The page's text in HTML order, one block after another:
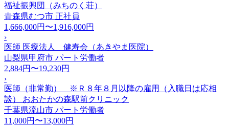
福祉振興団（みちのく荘）
青森県むつ市 正社員
1,666,000円〜1,916,000円
›
医師 医療法人 健寿会（あきやま医院）
山梨県甲府市 パート労働者
2,884円〜19,230円
›
医師（非常勤） ※Ｒ８年８月以降の雇用（入職日は応相
談） おおたかの森駅前クリニック
千葉県流山市 パート労働者
11,000円〜13,000円